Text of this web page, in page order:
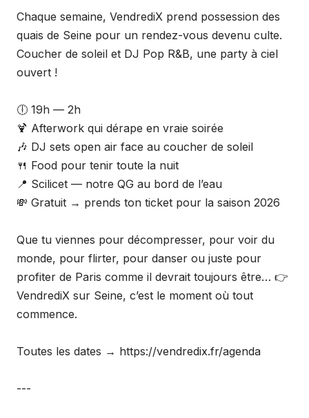
Chaque semaine, VendrediX prend possession des
quais de Seine pour un rendez-vous devenu culte.
Coucher de soleil et DJ Pop R&B, une party à ciel
ouvert !
🕕 19h — 2h
🍹 Afterwork qui dérape en vraie soirée
🎶 DJ sets open air face au coucher de soleil
🍴 Food pour tenir toute la nuit
📍 Scilicet — notre QG au bord de l’eau
💸 Gratuit → prends ton ticket pour la saison 2026
Que tu viennes pour décompresser, pour voir du
monde, pour flirter, pour danser ou juste pour
profiter de Paris comme il devrait toujours être… 👉
VendrediX sur Seine, c’est le moment où tout
commence.
Toutes les dates → https://vendredix.fr/agenda
---